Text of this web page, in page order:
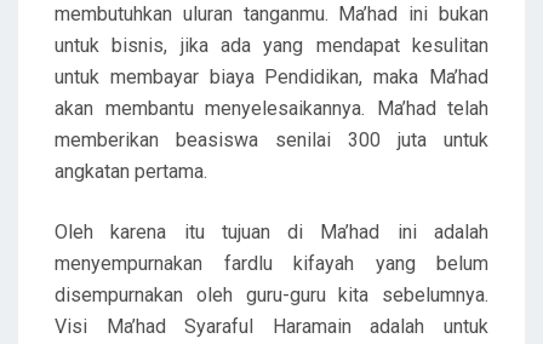
membutuhkan uluran tanganmu. Ma’had ini bukan
untuk bisnis, jika ada yang mendapat kesulitan
untuk membayar biaya Pendidikan, maka Ma’had
akan membantu menyelesaikannya. Ma’had telah
memberikan beasiswa senilai 300 juta untuk
angkatan pertama.
Oleh karena itu tujuan di Ma’had ini adalah
menyempurnakan fardlu kifayah yang belum
disempurnakan oleh guru-guru kita sebelumnya.
Visi Ma’had Syaraful Haramain adalah untuk